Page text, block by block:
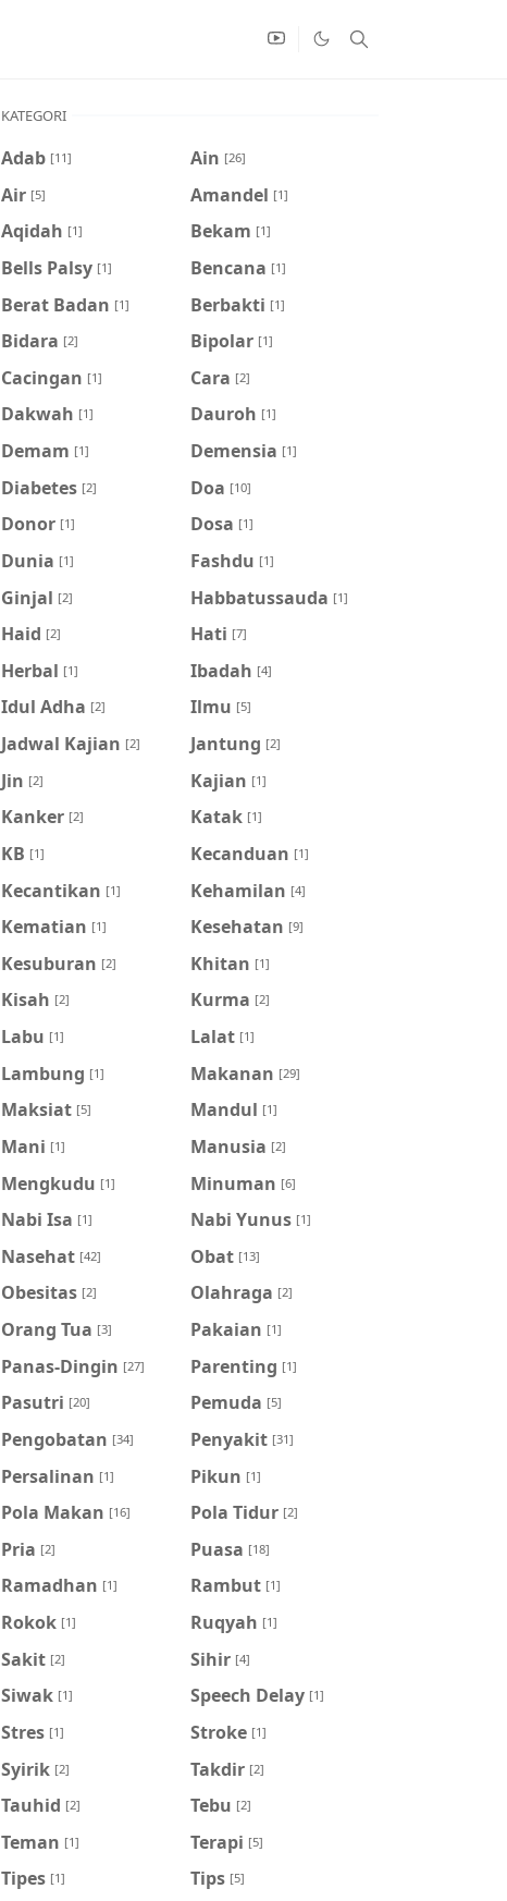
KATEGORI
Adab [11] Ain [26]
Air [5] Amandel [1]
Aqidah [1] Bekam [1]
Bells Palsy [1] Bencana [1]
Berat Badan [1] Berbakti [1]
Bidara [2] Bipolar [1]
Cacingan [1] Cara [2]
Dakwah [1] Dauroh [1]
Demam [1] Demensia [1]
Diabetes [2] Doa [10]
Donor [1] Dosa [1]
Dunia [1] Fashdu [1]
Ginjal [2] Habbatussauda [1]
Haid [2] Hati [7]
Herbal [1] Ibadah [4]
Idul Adha [2] Ilmu [5]
Jadwal Kajian [2] Jantung [2]
Jin [2] Kajian [1]
Kanker [2] Katak [1]
KB [1] Kecanduan [1]
Kecantikan [1] Kehamilan [4]
Kematian [1] Kesehatan [9]
Kesuburan [2] Khitan [1]
Kisah [2] Kurma [2]
Labu [1] Lalat [1]
Lambung [1] Makanan [29]
Maksiat [5] Mandul [1]
Mani [1] Manusia [2]
Mengkudu [1] Minuman [6]
Nabi Isa [1] Nabi Yunus [1]
Nasehat [42] Obat [13]
Obesitas [2] Olahraga [2]
Orang Tua [3] Pakaian [1]
Panas-Dingin [27] Parenting [1]
Pasutri [20] Pemuda [5]
Pengobatan [34] Penyakit [31]
Persalinan [1] Pikun [1]
Pola Makan [16] Pola Tidur [2]
Pria [2] Puasa [18]
Ramadhan [1] Rambut [1]
Rokok [1] Ruqyah [1]
Sakit [2] Sihir [4]
Siwak [1] Speech Delay [1]
Stres [1] Stroke [1]
Syirik [2] Takdir [2]
Tauhid [2] Tebu [2]
Teman [1] Terapi [5]
Tipes [1] Tips [5]